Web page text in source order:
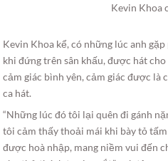
Kevin Khoa
Kevin Khoa kể, có những lúc anh
khi đứng trên sân khấu, được hát
cảm giác bình yên, cảm giác được
ca hát.
“Những lúc đó tôi lại quên đi gánh
tôi cảm thấy thoải mái khi bày tỏ
được hoà nhập, mang niềm vui đến